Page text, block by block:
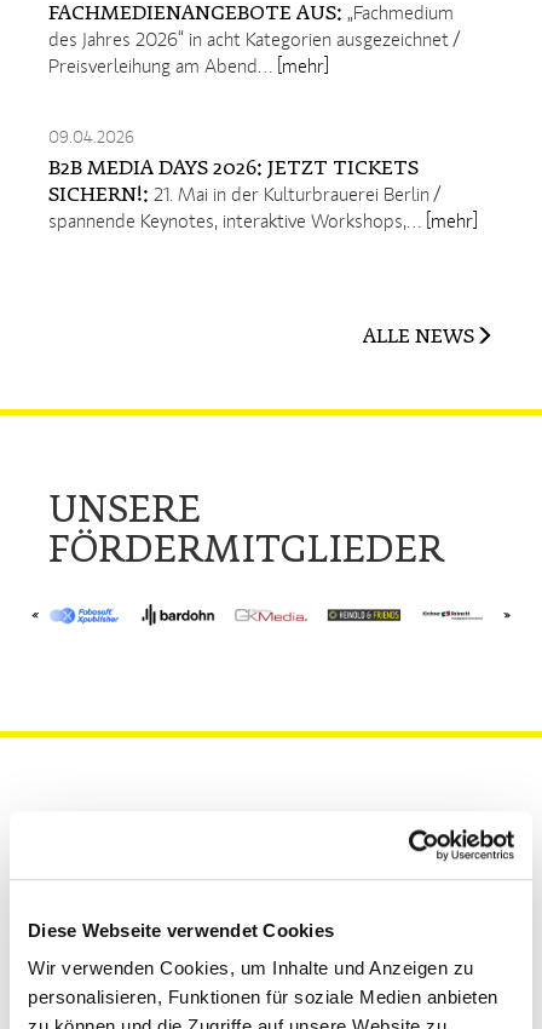
Diese Webseite verwendet Cookies
Wir verwenden Cookies, um Inhalte und Anzeigen zu
personalisieren, Funktionen für soziale Medien anbieten
FACHMEDIENANGEBOTE AUS: „Fachmedium
des Jahres 2026“ in acht Kategorien ausgezeichnet /
Preisverleihung am Abend… [mehr]
09.04.2026
B2B MEDIA DAYS 2026: JETZT TICKETS
SICHERN!: 21. Mai in der Kulturbrauerei Berlin /
spannende Keynotes, interaktive Workshops,… [mehr]
ALLE NEWS
UNSERE
FÖRDERMITGLIEDER
AUGUST